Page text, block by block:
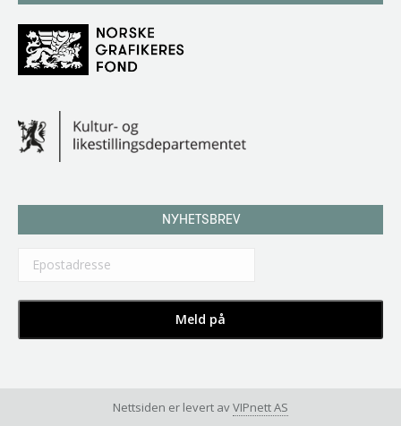
NYHETSBREV
Nettsiden er levert avVIPnett AS